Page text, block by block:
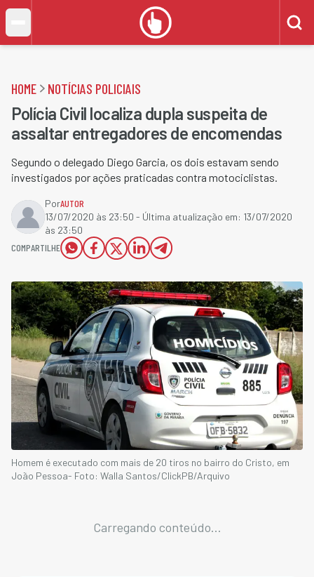
HOME NOTÍCIAS POLICIAIS
Polícia Civil localiza dupla suspeita de
assaltar entregadores de encomendas
Segundo o delegado Diego Garcia, os dois estavam sendo
investigados por ações praticadas contra motociclistas.
PorAUTOR
13/07/2020 às 23:50 - Última atualização em: 13/07/2020
às 23:50
COMPARTILHE
Homem é executado com mais de 20 tiros no bairro do Cristo, em
João Pessoa- Foto: Walla Santos/ClickPB/Arquivo
Carregando conteúdo...